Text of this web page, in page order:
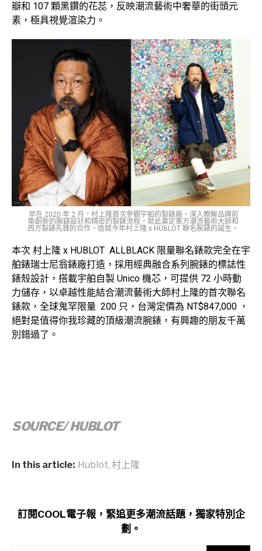
瓣和 107 顆黑鑽的花蕊，反映潮流藝術中奢華的街頭元
素，極具視覺渲染力。
早在 2020 年 2 月，村上隆首次參觀宇舶的製錶廠，深入瞭解品牌前
衛創新的腕錶設計和精密的製錶流程，就此奠定東方潮流藝術大師和
西方製錶先鋒的合作，造就今年村上隆 x HUBLOT 聯名腕錶的誕生。
本次 村上隆 x HUBLOT ALLBLACK 限量聯名錶款完全在宇
舶錶瑞士尼翁錶廠打造，採用經典融合系列腕錶的標誌性
錶殼設計，搭載宇舶自製 Unico 機芯，可提供 72 小時動
力儲存，以卓越性能結合潮流藝術大師村上隆的首次聯名
錶款，全球鬼罕限量 200 只，台灣定價為 NT$847,000 ，
絕對是值得你我珍藏的頂級潮流腕錶，有興趣的朋友千萬
別錯過了。
SOURCE/ HUBLOT
In this article: Hublot, 村上隆
訂閱COOL電子報，緊追更多潮流話題，獨家特別企
劃。